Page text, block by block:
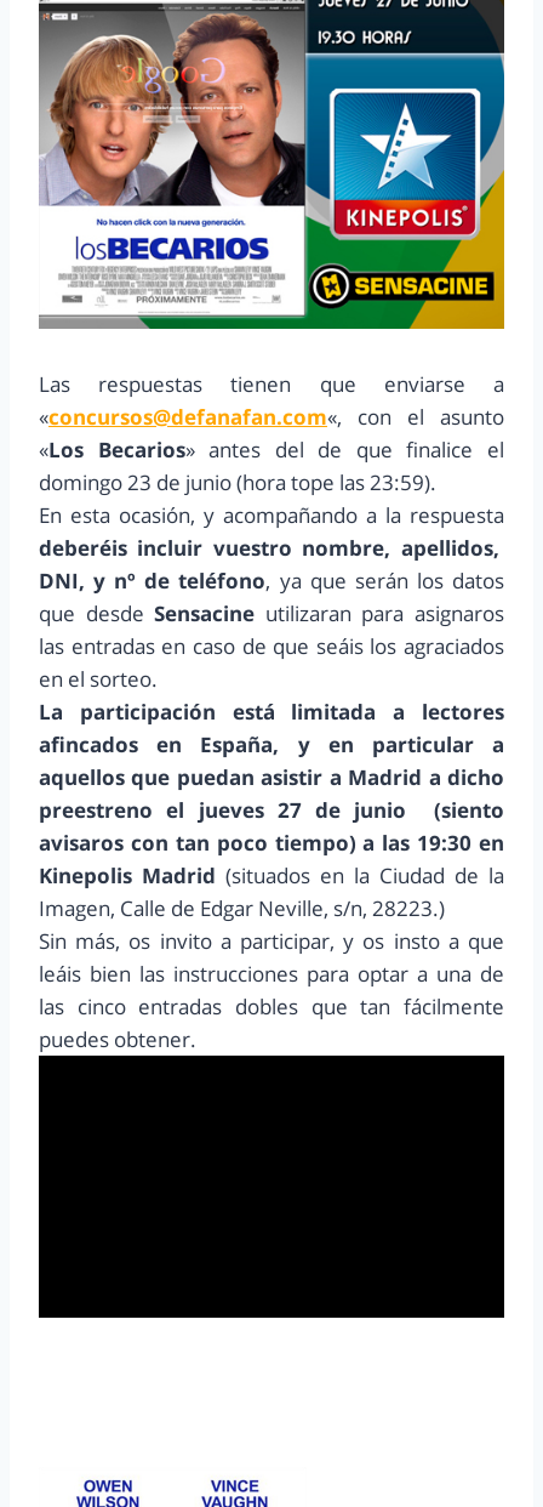
Las respuestas tienen que enviarse a
«concursos@defanafan.com«, con el asunto
«Los Becarios» antes del de que finalice el
domingo 23 de junio (hora tope las 23:59).
En esta ocasión, y acompañando a la respuesta
deberéis incluir vuestro nombre, apellidos,
DNI, y nº de teléfono, ya que serán los datos
que desde Sensacine utilizaran para asignaros
las entradas en caso de que seáis los agraciados
en el sorteo.
La participación está limitada a lectores
afincados en España, y en particular a
aquellos que puedan asistir a Madrid a dicho
preestreno el jueves 27 de junio (siento
avisaros con tan poco tiempo) a las 19:30 en
Kinepolis Madrid (situados en la Ciudad de la
Imagen, Calle de Edgar Neville, s/n, 28223.)
Sin más, os invito a participar, y os insto a que
leáis bien las instrucciones para optar a una de
las cinco entradas dobles que tan fácilmente
puedes obtener.